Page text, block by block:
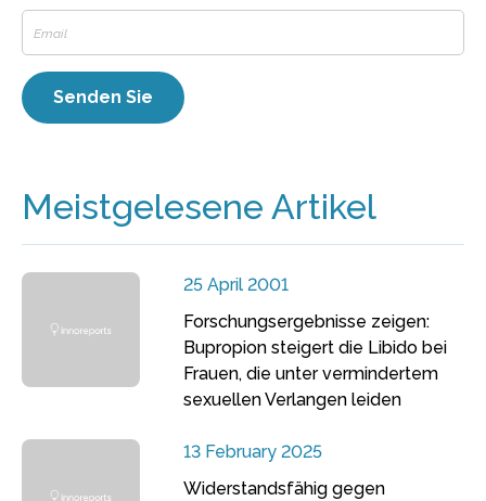
Meistgelesene Artikel
25 April 2001
Forschungsergebnisse zeigen:
Bupropion steigert die Libido bei
Frauen, die unter vermindertem
sexuellen Verlangen leiden
13 February 2025
Widerstandsfähig gegen